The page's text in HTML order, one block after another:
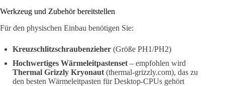
Werkzeug und Zubehör bereitstellen
Für den physischen Einbau benötigen Sie:
Kreuzschlitzschraubenzieher (Größe PH1/PH2)
Hochwertiges Wärmeleitpastenset – empfohlen wird
Thermal Grizzly Kryonaut (thermal-grizzly.com), das zu
den besten Wärmeleitpasten für Desktop-CPUs gehört